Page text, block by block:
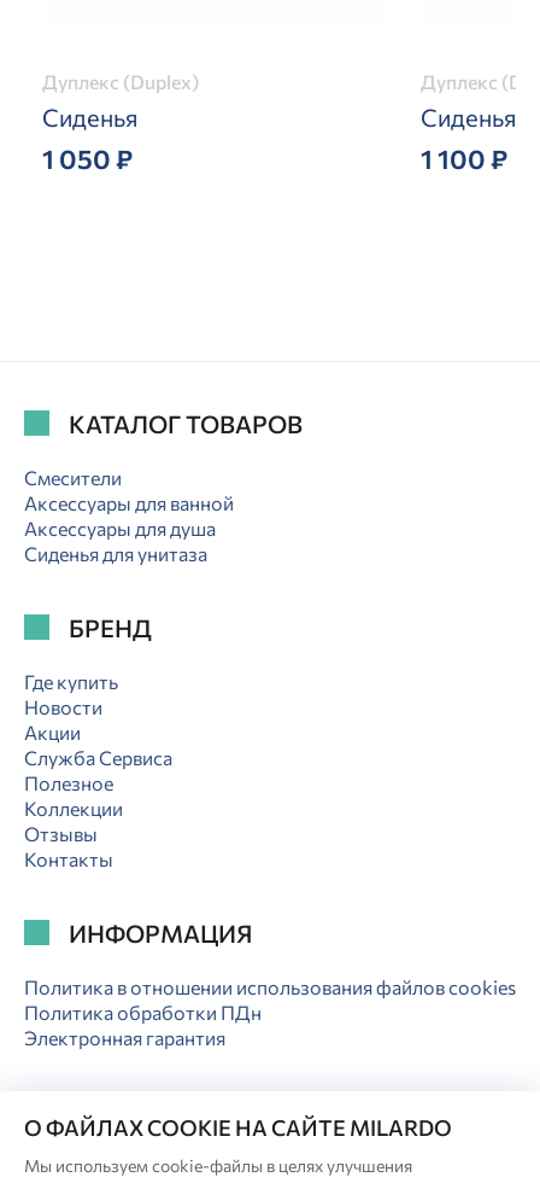
Дуплекс (Duplex)
Сиденья
1 050 ₽
Дуплекс
Сиденья
1 100 ₽
КАТАЛОГ ТОВАРОВ
Смесители
Аксессуары для ванной
Аксессуары для душа
Сиденья для унитаза
БРЕНД
Где купить
Новости
Акции
Служба Сервиса
Полезное
Коллекции
Отзывы
Контакты
ИНФОРМАЦИЯ
Политика в отношении использования файлов cookies
Политика обработки ПДн
Электронная гарантия
© Milardo
О ФАЙЛАХ COOKIE НА САЙТЕ MILARDO
Мы используем cookie-файлы в целях улучшения